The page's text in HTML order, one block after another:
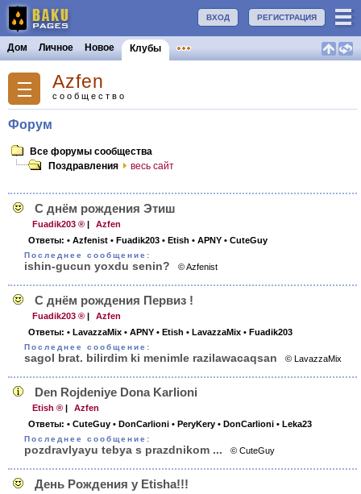
РЕГИСТРАЦИЯ
ВХОД
Дом Личное Новое Клубы
Azfen
сообщество
Форум
Все форумы сообщества
Поздравления
весь сайт
С днём рождения Этиш
Fuadik203 ® |
Azfen
Ответы: • Azfenist • Fuadik203 • Etish • APNY • CuteGuy
Последнее сообщение:
ishin-gucun yoxdu senin? © Azfenist
С днём рождения Первиз !
Fuadik203 ® |
Azfen
Ответы: • LavazzaMix • APNY • Etish • LavazzaMix • Fuadik203
Последнее сообщение:
sagol brat. bilirdim ki menimle razilawacaqsan © LavazzaMix
Den Rojdeniye Dona Karlioni
Etish ® |
Azfen
Ответы: • CuteGuy • DonCarlioni • PeryKery • DonCarlioni • Leka23
Последнее сообщение:
pozdravlyayu tebya s prazdnikom ... © CuteGuy
День Рождения у Etisha!!!